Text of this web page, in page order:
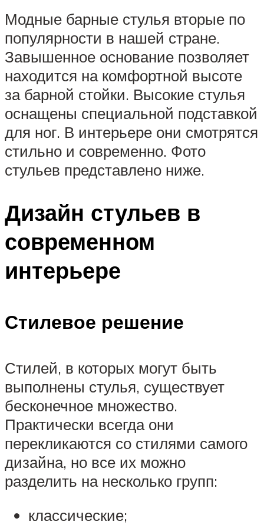
Модные барные стулья вторые по
популярности в нашей стране.
Завышенное основание позволяет
находится на комфортной высоте
за барной стойки. Высокие стулья
оснащены специальной подставкой
для ног. В интерьере они смотрятся
стильно и современно. Фото
стульев представлено ниже.
Дизайн стульев в
современном
интерьере
Стилевое решение
Стилей, в которых могут быть
выполнены стулья, существует
бесконечное множество.
Практически всегда они
перекликаются со стилями самого
дизайна, но все их можно
разделить на несколько групп:
классические;